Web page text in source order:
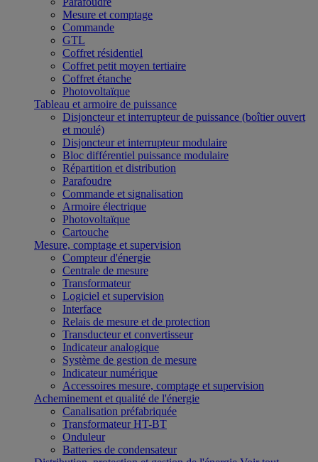
Mesure et comptage
Commande
GTL
Coffret résidentiel
Coffret petit moyen tertiaire
Coffret étanche
Photovoltaïque
Tableau et armoire de puissance
Disjoncteur et interrupteur de puissance (boîtier ouvert
et moulé)
Disjoncteur et interrupteur modulaire
Bloc différentiel puissance modulaire
Répartition et distribution
Parafoudre
Commande et signalisation
Armoire électrique
Photovoltaïque
Cartouche
Mesure, comptage et supervision
Compteur d'énergie
Centrale de mesure
Transformateur
Logiciel et supervision
Interface
Relais de mesure et de protection
Transducteur et convertisseur
Indicateur analogique
Système de gestion de mesure
Indicateur numérique
Accessoires mesure, comptage et supervision
Acheminement et qualité de l'énergie
Canalisation préfabriquée
Transformateur HT-BT
Onduleur
Batteries de condensateur